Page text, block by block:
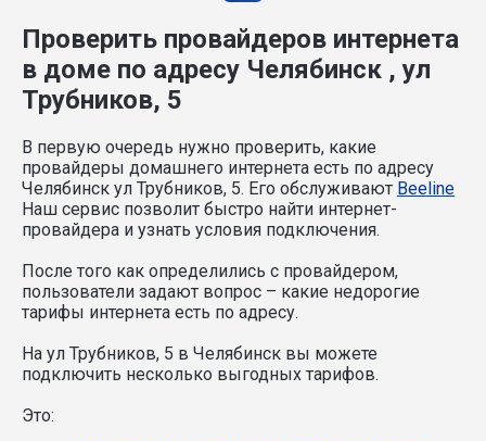
Проверить провайдеров интернета
в доме по адресу Челябинск , ул
Трубников, 5
В первую очередь нужно проверить, какие
провайдеры домашнего интернета есть по адресу
Челябинск ул Трубников, 5. Его обслуживают Beeline
Наш сервис позволит быстро найти интернет-
провайдера и узнать условия подключения.
После того как определились с провайдером,
пользователи задают вопрос – какие недорогие
тарифы интернета есть по адресу.
На ул Трубников, 5 в Челябинск вы можете
подключить несколько выгодных тарифов.
Это: